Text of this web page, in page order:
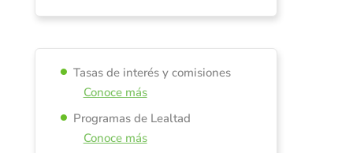
Tasas de interés y comisiones
Conoce más
Programas de Lealtad
Conoce más